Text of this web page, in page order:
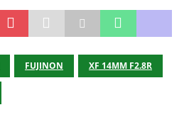
FUJINON XF 14MM F2.8R